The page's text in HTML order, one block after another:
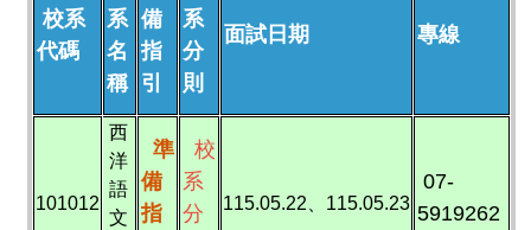
校系
代碼
系
名
稱
備
指
引
系
分
則
面試日期 專線
101012
西
洋
語
文
準
備
指
校
系
分
115.05.22、115.05.23
07-
5919262